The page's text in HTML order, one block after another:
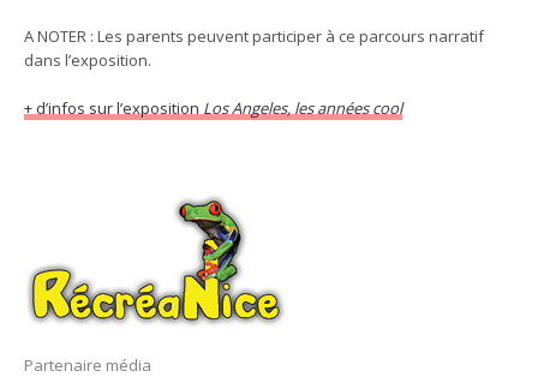
A NOTER : Les parents peuvent participer à ce parcours narratif
dans l’exposition.
+ d’infos sur l’exposition Los Angeles, les années cool
Partenaire média